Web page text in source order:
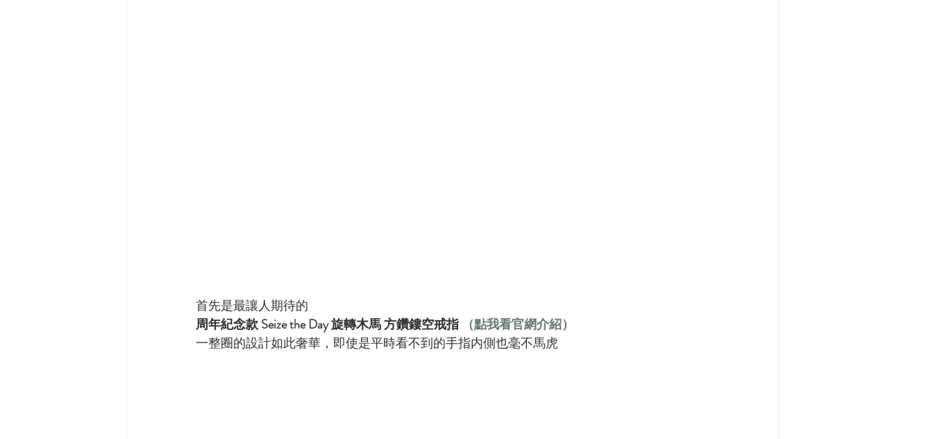
首先是最讓人期待的
周年紀念款 Seize the Day 旋轉木馬 方鑽鏤空戒指 （點我看官網介紹）
一整圈的設計如此奢華，即使是平時看不到的手指内側也毫不馬虎